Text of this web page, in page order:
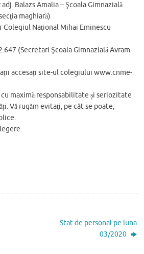
Balazs Amalia – Şcoala Gimnazială
maghiară)
Colegiul Naţional Mihai Eminescu
(Secretari Şcoala Gimnazială Avram
accesați site-ul colegiului www.cnme-
maximă responsabilitate și seriozitate
Vă rugăm evitaţi, pe cât se poate,
Stat de personal pe luna
03/2020